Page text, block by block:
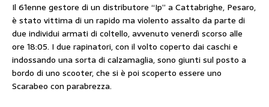
Il 61enne gestore di un distributore “Ip” a Cattabrighe, Pesaro,
è stato vittima di un rapido ma violento assalto da parte di
due individui armati di coltello, avvenuto venerdì scorso alle
ore 18:05. I due rapinatori, con il volto coperto dai caschi e
indossando una sorta di calzamaglia, sono giunti sul posto a
bordo di uno scooter, che si è poi scoperto essere uno
Scarabeo con parabrezza.